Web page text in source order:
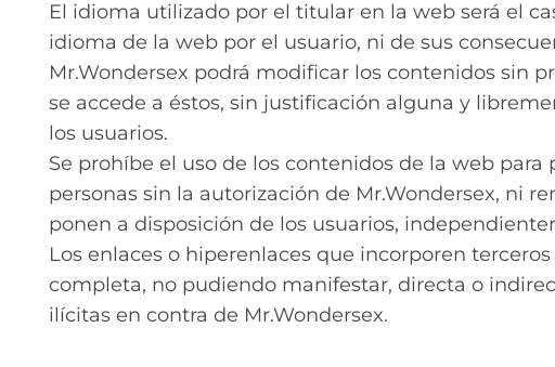
El idioma utilizado por el titular en la web será el
idioma de la web por el usuario, ni de sus
Mr.Wondersex podrá modificar los contenidos sin
se accede a éstos, sin justificación alguna y
los usuarios.
Se prohíbe el uso de los contenidos de la web
personas sin la autorización de Mr.Wondersex, ni
ponen a disposición de los usuarios,
Los enlaces o hiperenlaces que incorporen
completa, no pudiendo manifestar, directa o
ilícitas en contra de Mr.Wondersex.